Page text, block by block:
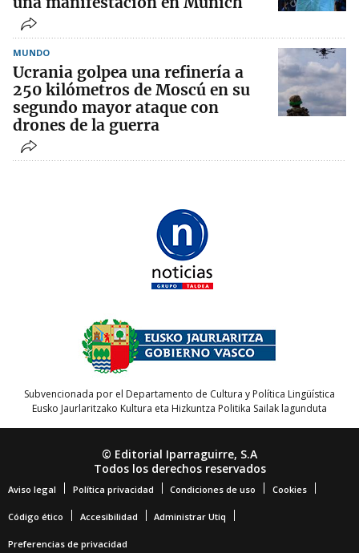
MUNDO
Ucrania golpea una refinería a
250 kilómetros de Moscú en su
segundo mayor ataque con
drones de la guerra
Subvencionada por el Departamento de Cultura y Política Lingüística
Eusko Jaurlaritzako Kultura eta Hizkuntza Politika Sailak lagunduta
© Editorial Iparraguirre, S.A
Todos los derechos reservados
Aviso legal Política privacidad Condiciones de uso Cookies
Código ético Accesibilidad Administrar Utiq
Preferencias de privacidad